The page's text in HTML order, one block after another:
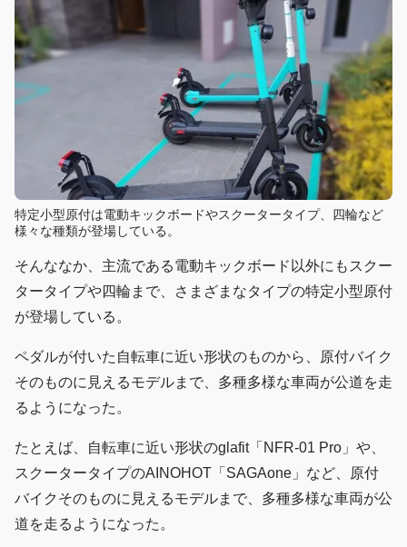
特定小型原付は電動キックボードやスクータータイプ、四輪など
様々な種類が登場している。
そんななか、主流である電動キックボード以外にもスクー
タータイプや四輪まで、さまざまなタイプの特定小型原付
が登場している。
ペダルが付いた自転車に近い形状のものから、原付バイク
そのものに見えるモデルまで、多種多様な車両が公道を走
るようになった。
たとえば、自転車に近い形状のglafit「NFR-01 Pro」や、
スクータータイプのAINOHOT「SAGAone」など、原付
バイクそのものに見えるモデルまで、多種多様な車両が公
道を走るようになった。